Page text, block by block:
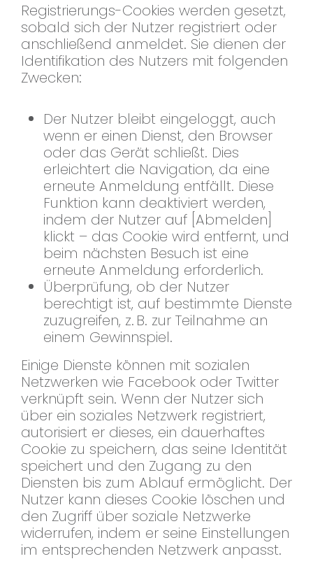
Registrierungs-Cookies werden gesetzt,
sobald sich der Nutzer registriert oder
anschließend anmeldet. Sie dienen der
Identifikation des Nutzers mit folgenden
Zwecken:
Der Nutzer bleibt eingeloggt, auch
wenn er einen Dienst, den Browser
oder das Gerät schließt. Dies
erleichtert die Navigation, da eine
erneute Anmeldung entfällt. Diese
Funktion kann deaktiviert werden,
indem der Nutzer auf [Abmelden]
klickt – das Cookie wird entfernt, und
beim nächsten Besuch ist eine
erneute Anmeldung erforderlich.
Überprüfung, ob der Nutzer
berechtigt ist, auf bestimmte Dienste
zuzugreifen, z. B. zur Teilnahme an
einem Gewinnspiel.
Einige Dienste können mit sozialen
Netzwerken wie Facebook oder Twitter
verknüpft sein. Wenn der Nutzer sich
über ein soziales Netzwerk registriert,
autorisiert er dieses, ein dauerhaftes
Cookie zu speichern, das seine Identität
speichert und den Zugang zu den
Diensten bis zum Ablauf ermöglicht. Der
Nutzer kann dieses Cookie löschen und
den Zugriff über soziale Netzwerke
widerrufen, indem er seine Einstellungen
im entsprechenden Netzwerk anpasst.